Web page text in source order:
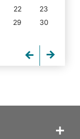
22
23
29
30